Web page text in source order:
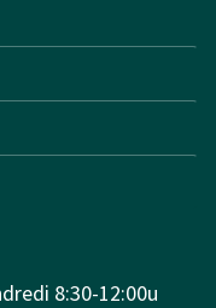
8:30-12:00u